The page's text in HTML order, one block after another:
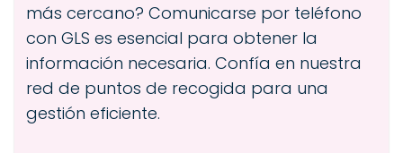
más cercano? Comunicarse por teléfono
con GLS es esencial para obtener la
información necesaria. Confía en nuestra
red de puntos de recogida para una
gestión eficiente.